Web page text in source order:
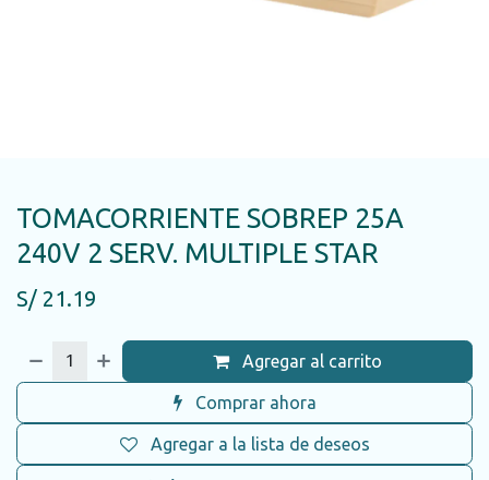
TOMACORRIENTE SOBREP 25A
240V 2 SERV. MULTIPLE STAR
S/ 21.19
Agregar al carrito
Comprar ahora
Agregar a la lista de deseos